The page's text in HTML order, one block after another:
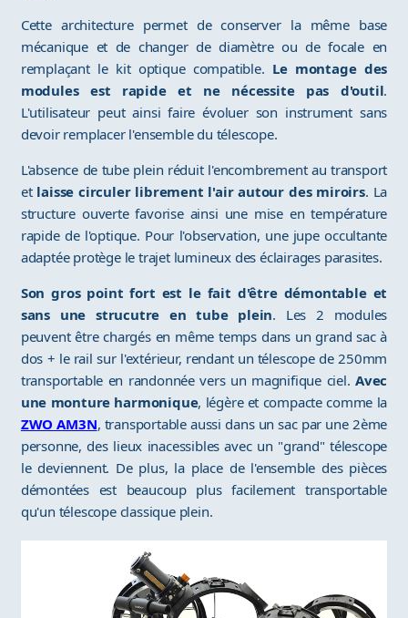
Cette architecture permet de conserver la même base
mécanique et de changer de diamètre ou de focale en
remplaçant le kit optique compatible. Le montage des
modules est rapide et ne nécessite pas d'outil.
L'utilisateur peut ainsi faire évoluer son instrument sans
devoir remplacer l'ensemble du télescope.
L'absence de tube plein réduit l'encombrement au transport
et laisse circuler librement l'air autour des miroirs. La
structure ouverte favorise ainsi une mise en température
rapide de l'optique. Pour l'observation, une jupe occultante
adaptée protège le trajet lumineux des éclairages parasites.
Son gros point fort est le fait d'être démontable et
sans une strucutre en tube plein. Les 2 modules
peuvent être chargés en même temps dans un grand sac à
dos + le rail sur l'extérieur, rendant un télescope de 250mm
transportable en randonnée vers un magnifique ciel. Avec
une monture harmonique, légère et compacte comme la
ZWO AM3N, transportable aussi dans un sac par une 2ème
personne, des lieux inacessibles avec un "grand" télescope
le deviennent. De plus, la place de l'ensemble des pièces
démontées est beaucoup plus facilement transportable
qu'un télescope classique plein.